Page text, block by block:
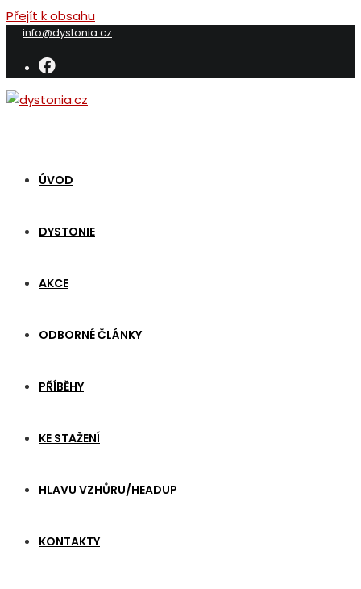
Přejít k obsahu
info@dystonia.cz
ÚVOD
DYSTONIE
AKCE
ODBORNÉ ČLÁNKY
PŘÍBĚHY
KE STAŽENÍ
HLAVU VZHŮRU/HEADUP
KONTAKTY